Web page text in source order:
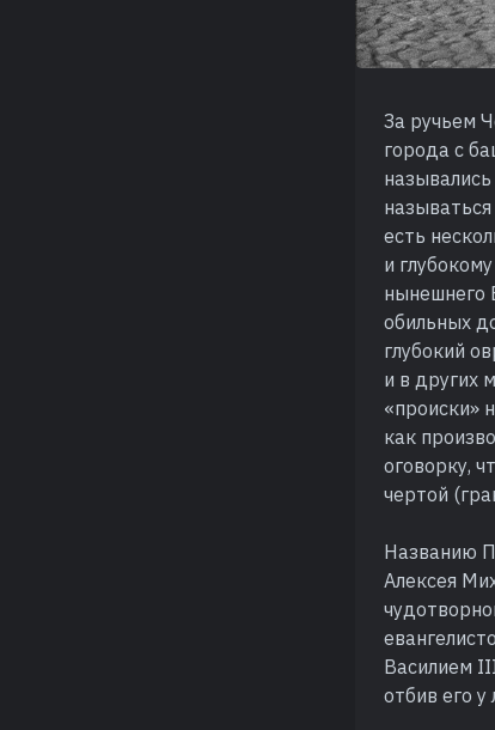
За ручьем
города с
есть
и
нынешнего
обильных
глубокий
и в других
«происки»
как
оговорку,
чертой
Названию
Алексея
Василием
отбив его у